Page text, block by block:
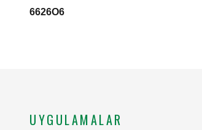
6626O6
UYGULAMALAR